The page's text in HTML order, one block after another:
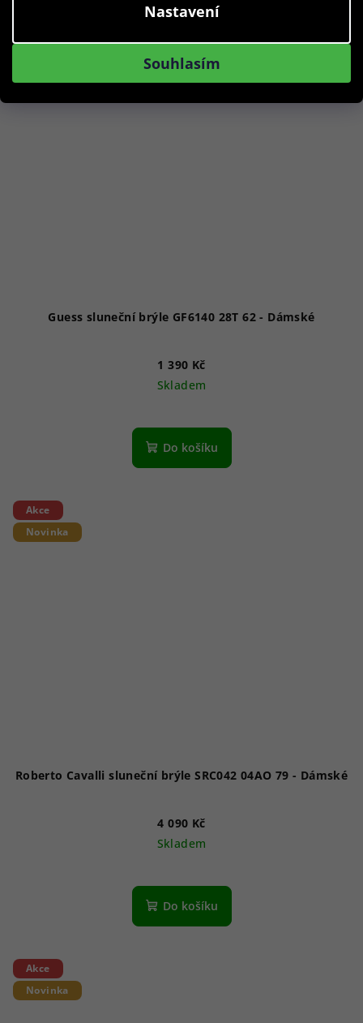
Nastavení
Souhlasím
Guess sluneční brýle GF6140 28T 62 - Dámské
1 390 Kč
Skladem
Do košíku
Akce
Novinka
Roberto Cavalli sluneční brýle SRC042 04AO 79 - Dámské
4 090 Kč
Skladem
Do košíku
Akce
Novinka